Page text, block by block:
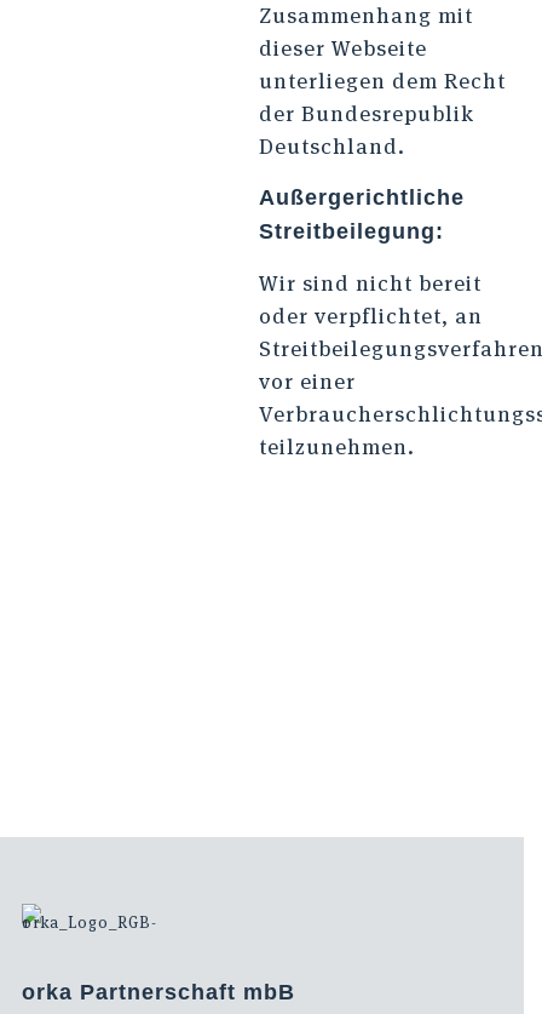
Zusammenhang mit
dieser Webseite
unterliegen dem Recht
der Bundesrepublik
Deutschland.
Außergerichtliche
Streitbeilegung:
Wir sind nicht bereit
oder verpflichtet, an
vor einer
teilzunehmen.
orka Partnerschaft mbB